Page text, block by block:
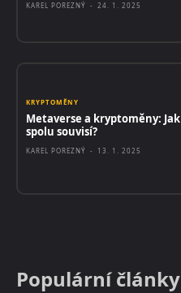
KAREL POREZNÝ - 24. 1. 2025
KRYPTOMĚNY
Metaverse a kryptoměny: Jak
spolu souvisí?
KAREL POREZNÝ - 13. 1. 2025
Populární články